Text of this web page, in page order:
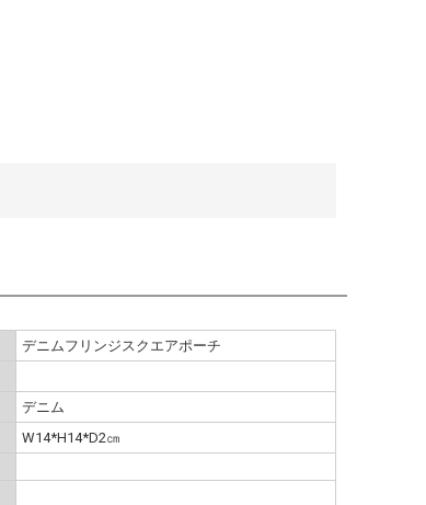
デニムフリンジスクエアポーチ
デニム
W14*H14*D2㎝